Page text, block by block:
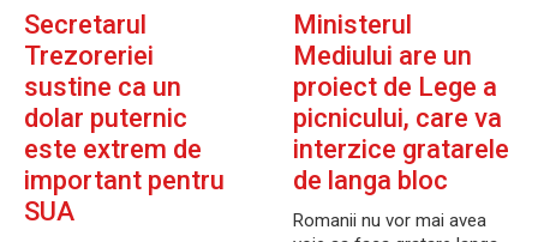
Secretarul
Trezoreriei
sustine ca un
dolar puternic
este extrem de
important pentru
SUA
Ministerul
Mediului are un
proiect de Lege a
picnicului, care va
interzice gratarele
de langa bloc
Romanii nu vor mai avea